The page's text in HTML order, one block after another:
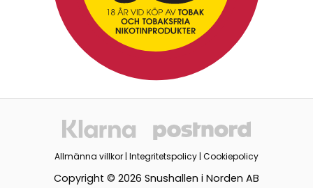
Allmänna villkor | Integritetspolicy | Cookiepolicy
Copyright © 2026 Snushallen i Norden AB